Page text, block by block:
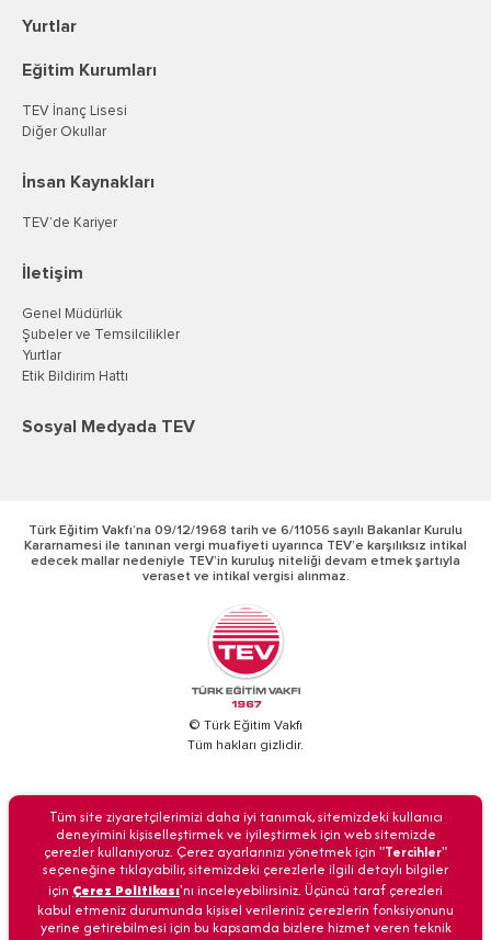
Yurtlar
Eğitim Kurumları
TEV İnanç Lisesi
Diğer Okullar
İnsan Kaynakları
TEV’de Kariyer
İletişim
Genel Müdürlük
Şubeler ve Temsilcilikler
Yurtlar
Etik Bildirim Hattı
Sosyal Medyada TEV
Türk Eğitim Vakfı’na 09/12/1968 tarih ve 6/11056 sayılı Bakanlar Kurulu
Kararnamesi ile tanınan vergi muafiyeti uyarınca TEV’e karşılıksız intikal
edecek mallar nedeniyle TEV’in kuruluş niteliği devam etmek şartıyla
veraset ve intikal vergisi alınmaz.
© Türk Eğitim Vakfı
Tüm hakları gizlidir.
BİZİ ARAYIN
Anasayfa İletişim Veri Güvenliği Kişisel Verilerin Korunması
Tüm site ziyaretçilerimizi daha iyi tanımak, sitemizdeki kullanıcı
deneyimini kişiselleştirmek ve iyileştirmek için web sitemizde
çerezler kullanıyoruz. Çerez ayarlarınızı yönetmek için "Tercihler"
seçeneğine tıklayabilir, sitemizdeki çerezlerle ilgili detaylı bilgiler
için Çerez Politikası'nı inceleyebilirsiniz. Üçüncü taraf çerezleri
kabul etmeniz durumunda kişisel verileriniz çerezlerin fonksiyonunu
yerine getirebilmesi için bu kapsamda bizlere hizmet veren teknik